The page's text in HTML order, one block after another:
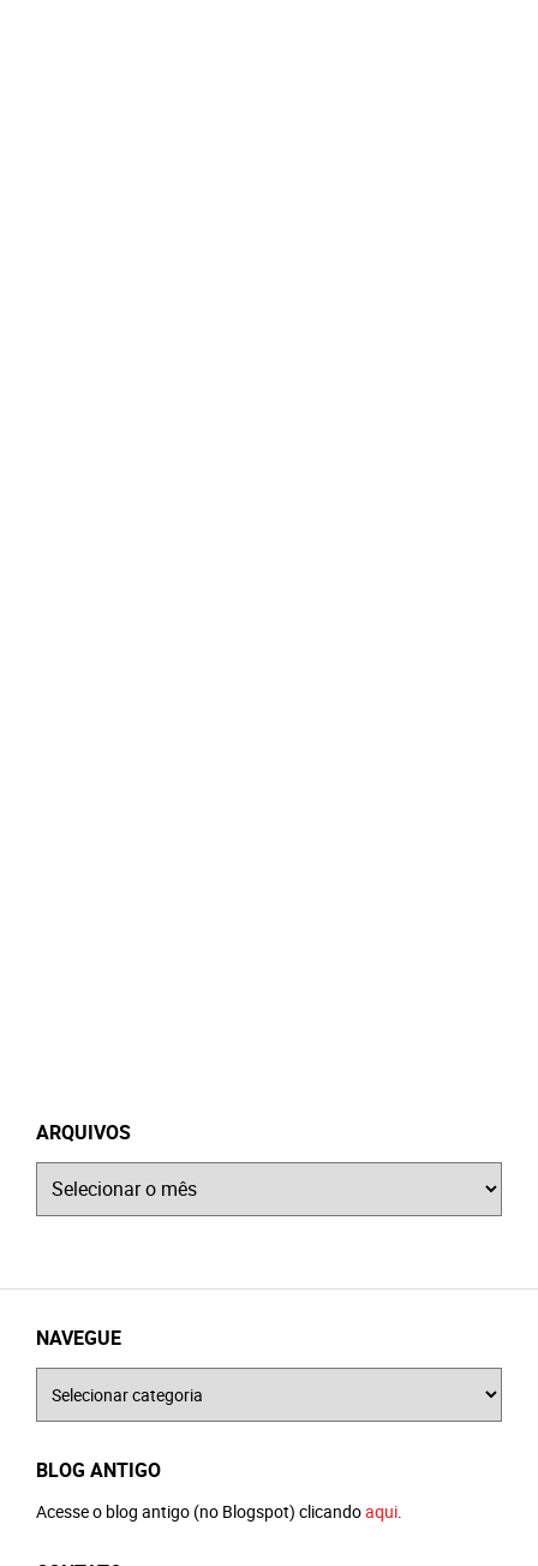
ARQUIVOS
Arquivos
NAVEGUE
BLOG ANTIGO
Acesse o blog antigo (no Blogspot) clicandoaqui